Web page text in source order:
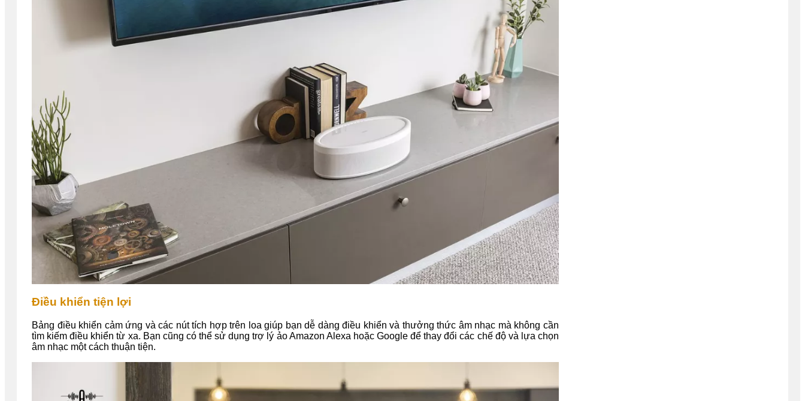
Điều khiển tiện lợi
Bảng điều khiển cảm ứng và các nút tích hợp trên loa giúp bạn dễ dàng điều khiển và thưởng thức âm nhạc mà không cần
tìm kiếm điều khiển từ xa. Bạn cũng có thể sử dụng trợ lý ảo Amazon Alexa hoặc Google để thay đổi các chế độ và lựa chọn
âm nhạc một cách thuận tiện.